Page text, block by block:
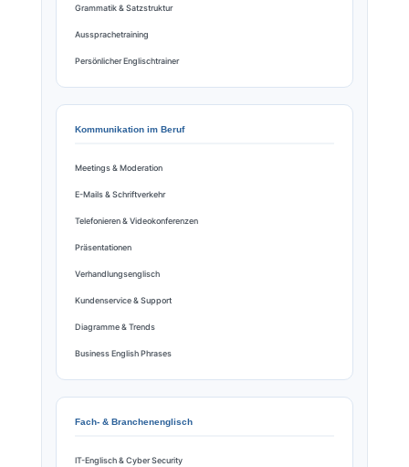
Grammatik & Satzstruktur
Aussprachetraining
Persönlicher Englischtrainer
Kommunikation im Beruf
Meetings & Moderation
E-Mails & Schriftverkehr
Telefonieren & Videokonferenzen
Präsentationen
Verhandlungsenglisch
Kundenservice & Support
Diagramme & Trends
Business English Phrases
Fach- & Branchenenglisch
IT-Englisch & Cyber Security